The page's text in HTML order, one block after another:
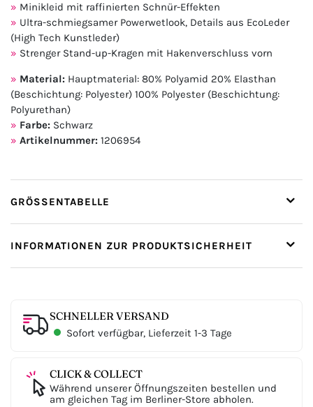
Minikleid mit raffinierten Schnür-Effekten
Ultra-schmiegsamer Powerwetlook, Details aus EcoLeder
(High Tech Kunstleder)
Strenger Stand-up-Kragen mit Hakenverschluss vorn
Material: Hauptmaterial: 80% Polyamid 20% Elasthan
(Beschichtung: Polyester) 100% Polyester (Beschichtung:
Polyurethan)
Farbe: Schwarz
Artikelnummer: 1206954
GRÖSSENTABELLE
INFORMATIONEN ZUR PRODUKTSICHERHEIT
SCHNELLER VERSAND
Sofort verfügbar, Lieferzeit 1-3 Tage
CLICK & COLLECT
Während unserer Öffnungszeiten bestellen und
am gleichen Tag im Berliner-Store abholen.